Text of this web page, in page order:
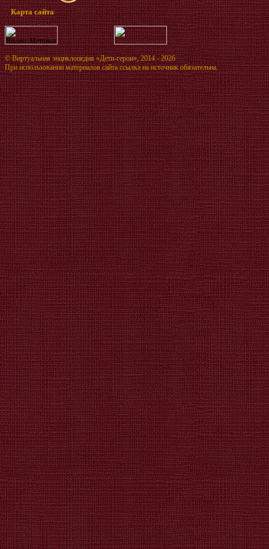
Карта сайта
©Виртуальная энциклопедия «Дети-герои», 2014 - 2026
При использовании материалов сайта ссылка на источник обязательна.